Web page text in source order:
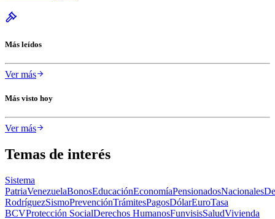
Más leídos
Ver más
Más visto hoy
Ver más
Temas de interés
Sistema
PatriaVenezuelaBonosEducaciónEconomíaPensionadosNacionales
RodríguezSismoPrevenciónTrámitesPagosDólarEuroTasa
BCVProtección SocialDerechos HumanosFunvisisSaludVivienda